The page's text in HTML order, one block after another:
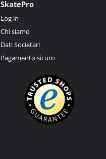
SkatePro
Log in
Chi siamo
Dati Societari
Pagamento sicuro